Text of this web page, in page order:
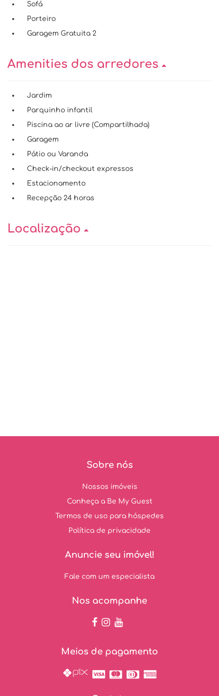
Sofá
Porteiro
Garagem Gratuita 2
Amenities dos arredores
Jardim
Parquinho infantil
Piscina ao ar livre (Compartilhada)
Garagem
Pátio ou Varanda
Check-in/checkout expressos
Estacionamento
Recepção 24 horas
Localização
Sobre nós
Nossos imóveis
Conheça a Be My Guest
Termos de uso para hóspedes
Política de privacidade
Anuncie seu imóvel!
Fale com um especialista
Nos acompanhe
Meios de pagamento